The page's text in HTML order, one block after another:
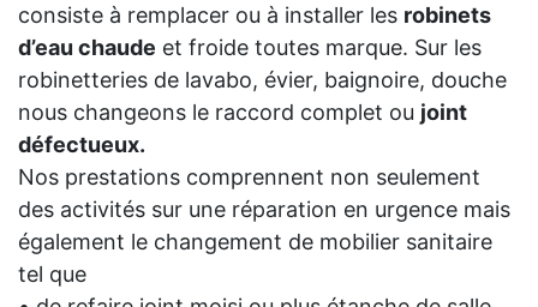
consiste à remplacer ou à installer les robinets
d’eau chaude et froide toutes marque. Sur les
robinetteries de lavabo, évier, baignoire, douche
nous changeons le raccord complet ou joint
défectueux.
Nos prestations comprennent non seulement
des activités sur une réparation en urgence mais
également le changement de mobilier sanitaire
tel que